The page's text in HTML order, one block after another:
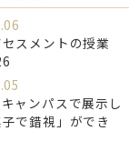
スメントの授業
ャンパスで展示し
で錯視」ができ